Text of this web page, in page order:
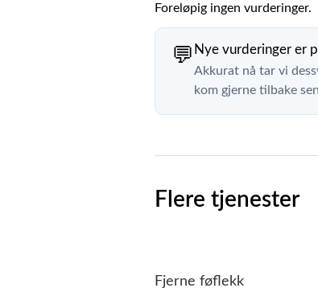
Foreløpig ingen vurderinger.
💬 Nye vurderinger er
Akkurat nå tar vi
kom gjerne tilbake
Flere tjenester
Fjerne føflekk